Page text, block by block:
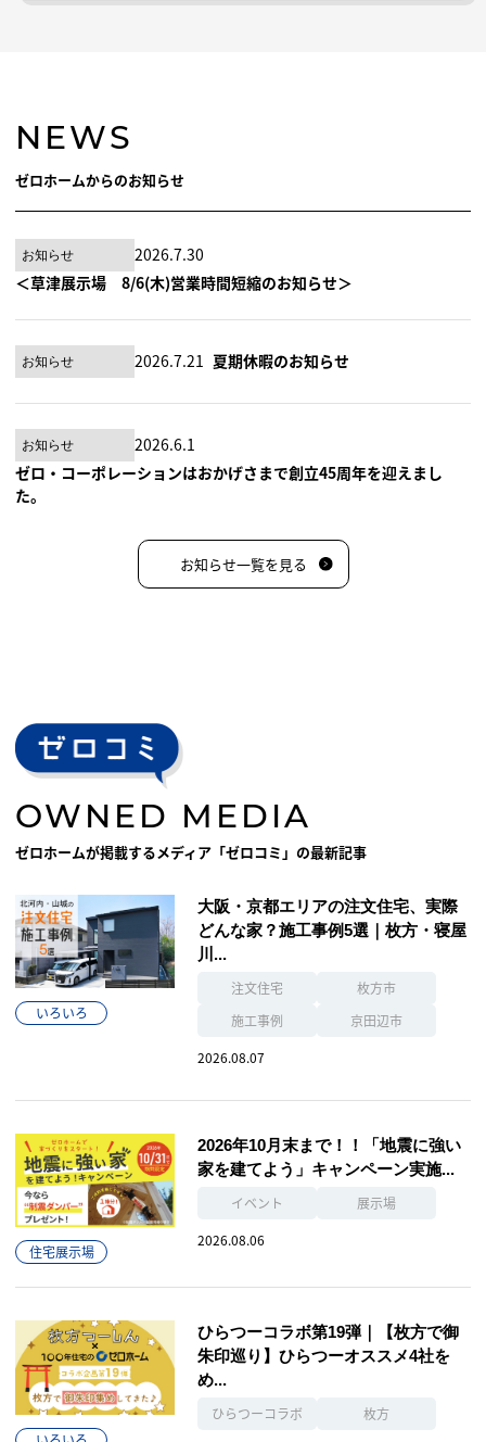
NEWS
ゼロホームからのお知らせ
お知らせ
2026.7.30
＜草津展示場 8/6(木)営業時間短縮のお知らせ＞
お知らせ 2026.7.21 夏期休暇のお知らせ
お知らせ
2026.6.1
ゼロ・コーポレーションはおかげさまで創立45周年を迎えまし
た。
お知らせ一覧を見る
OWNED MEDIA
ゼロホームが掲載するメディア「ゼロコミ」の最新記事
いろいろ
大阪・京都エリアの注文住宅、実際
どんな家？施工事例5選｜枚方・寝屋
川...
注文住宅
枚方市
施工事例
京田辺市
2026.08.07
住宅展示場
2026年10月末まで！！「地震に強い
家を建てよう」キャンペーン実施...
イベント
展示場
2026.08.06
ひらつーコラボ第19弾｜【枚方で御
朱印巡り】ひらつーオススメ4社を
め...
ひらつーコラボ
枚方